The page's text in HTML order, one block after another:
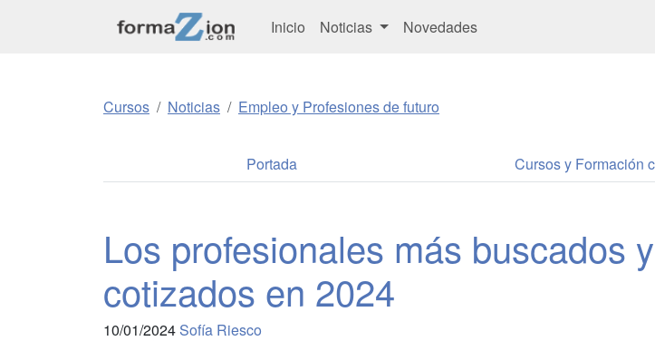
Inicio Noticias Novedades
Cursos Noticias Empleo y Profesiones de futuro
Portada Cursos y Formación
Los profesionales más buscados y
cotizados en 2024
10/01/2024 Sofía Riesco